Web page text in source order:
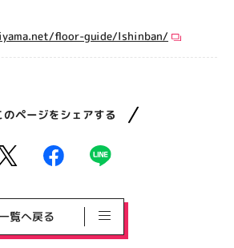
floor-guide/lshinban/
のページをシェアする
覧へ戻る